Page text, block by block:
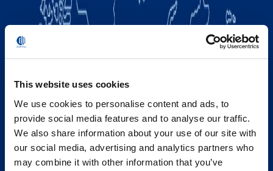
This website uses cookies
We use cookies to personalise content and ads, to
provide social media features and to analyse our traffic.
We also share information about your use of our site with
our social media, advertising and analytics partners who
may combine it with other information that you’ve